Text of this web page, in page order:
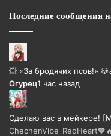
Последние сообщения
💥 «За бродячих псов!»
Огурец1 час назад
Сделаю вас в мейкере!